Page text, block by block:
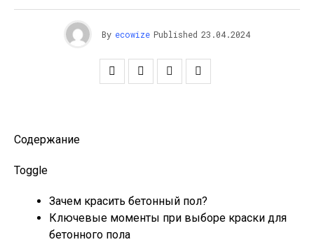
By ecowize Published 23.04.2024
Содержание
Toggle
Зачем красить бетонный пол?
Ключевые моменты при выборе краски для
бетонного пола